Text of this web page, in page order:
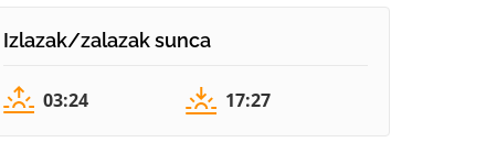
Izlazak/zalazak sunca
03:24 17:27